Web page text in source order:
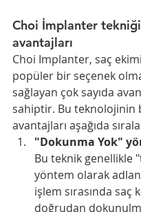
Choi İmplanter
avantajları
Choi Implanter, saç
popüler bir seçenek
sağlayan çok sayıda
sahiptir. Bu teknolojinin
avantajları aşağıda
"Dokunma Yok"
Bu teknik genellikle
yöntem olarak
işlem sırasında saç
doğrudan